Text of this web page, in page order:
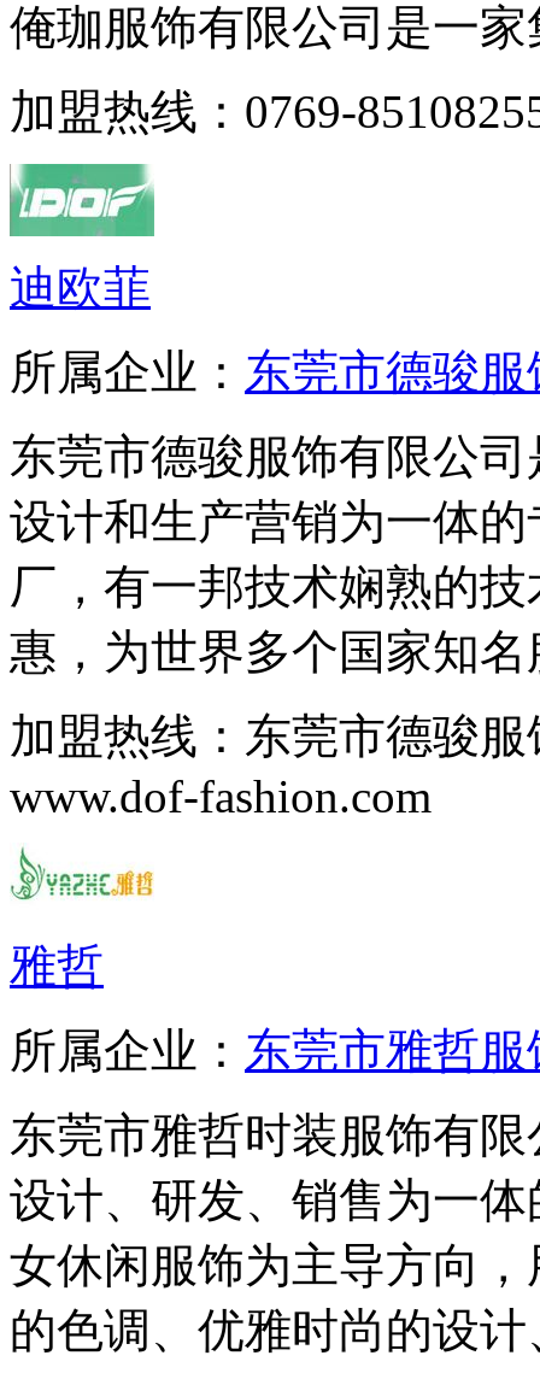
俺珈服饰有限公司是一家
加盟热线：0769-
迪欧菲
所属企业： 东莞市德骏
东莞市德骏服饰有限公
设计和生产营销为一体
厂，有一邦技术娴熟的
惠，为世界多个国家知
加盟热线：东莞市德骏
www.dof-fashion.com
雅哲
所属企业： 东莞市雅哲
东莞市雅哲时装服饰有
设计、研发、销售为一
女休闲服饰为主导方向
的色调、优雅时尚的设